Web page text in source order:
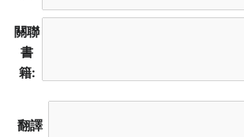
關聯
書
籍:
翻譯